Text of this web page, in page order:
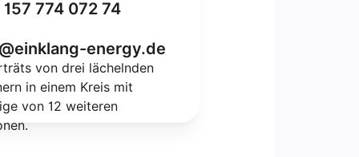
774 072 74
energy.de